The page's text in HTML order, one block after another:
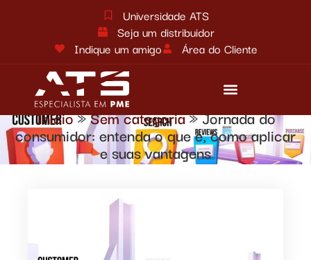
Universidade ATS
Seja um distribuidor
Indique um amigo
Área do Cliente
Início»Sem categoria»Jornada do
consumidor: entenda o que é, como aplicar
e suas vantagens